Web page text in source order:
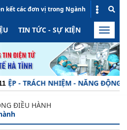
kết các đơn vị trong Ngành
TIN TỨC - SỰ KIỆN HOẠT
Toggle
- TRÁCH NHIỆM - NĂNG ĐỘNG -
ĐIỀU HÀNH